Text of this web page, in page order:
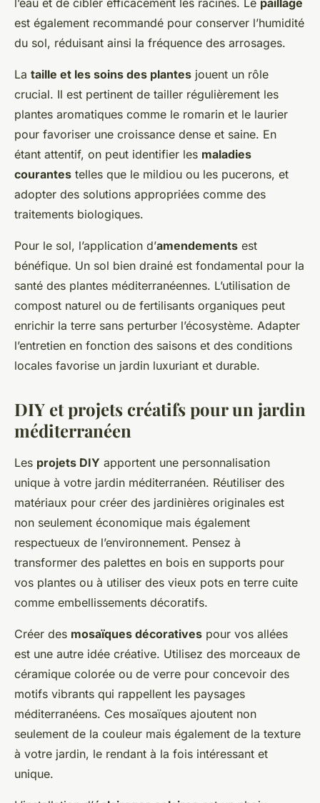
l’eau et de cibler efficacement les racines. Le paillage
est également recommandé pour conserver l’humidité
du sol, réduisant ainsi la fréquence des arrosages.
La taille et les soins des plantes jouent un rôle
crucial. Il est pertinent de tailler régulièrement les
plantes aromatiques comme le romarin et le laurier
pour favoriser une croissance dense et saine. En
étant attentif, on peut identifier les maladies
courantes telles que le mildiou ou les pucerons, et
adopter des solutions appropriées comme des
traitements biologiques.
Pour le sol, l’application d’amendements est
bénéfique. Un sol bien drainé est fondamental pour la
santé des plantes méditerranéennes. L’utilisation de
compost naturel ou de fertilisants organiques peut
enrichir la terre sans perturber l’écosystème. Adapter
l’entretien en fonction des saisons et des conditions
locales favorise un jardin luxuriant et durable.
DIY et projets créatifs pour un jardin
méditerranéen
Les projets DIY apportent une personnalisation
unique à votre jardin méditerranéen. Réutiliser des
matériaux pour créer des jardinières originales est
non seulement économique mais également
respectueux de l’environnement. Pensez à
transformer des palettes en bois en supports pour
vos plantes ou à utiliser des vieux pots en terre cuite
comme embellissements décoratifs.
Créer des mosaïques décoratives pour vos allées
est une autre idée créative. Utilisez des morceaux de
céramique colorée ou de verre pour concevoir des
motifs vibrants qui rappellent les paysages
méditerranéens. Ces mosaïques ajoutent non
seulement de la couleur mais également de la texture
à votre jardin, le rendant à la fois intéressant et
unique.